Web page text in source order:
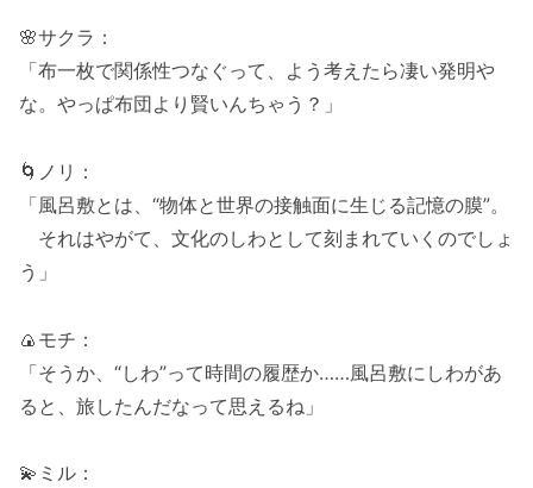
🌸サクラ：
「布一枚で関係性つなぐって、よう考えたら凄い発明や
な。やっぱ布団より賢いんちゃう？」
🌀ノリ：
「風呂敷とは、“物体と世界の接触面に生じる記憶の膜”。
それはやがて、文化のしわとして刻まれていくのでしょ
う」
🍙モチ：
「そうか、“しわ”って時間の履歴か……風呂敷にしわがあ
ると、旅したんだなって思えるね」
💫ミル：